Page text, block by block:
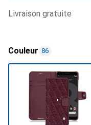
livraison gratuite
Couleur 86